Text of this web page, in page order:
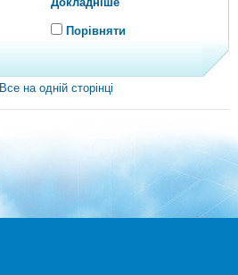
Порівняти
Все на одній сторінці